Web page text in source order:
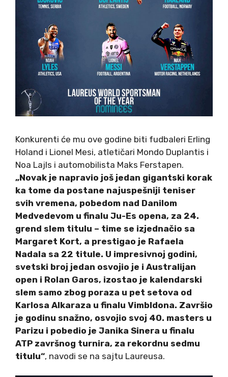
Konkurenti će mu ove godine biti fudbaleri Erling
Holand i Lionel Mesi, atletičari Mondo Duplantis i
Noa Lajls i automobilista Maks Ferstapen.
„Novak je napravio još jedan gigantski korak
ka tome da postane najuspešniji teniser
svih vremena, pobedom nad Danilom
Medvedevom u finalu Ju-Es opena, za 24.
grend slem titulu – time se izjednačio sa
Margaret Kort, a prestigao je Rafaela
Nadala sa 22 titule. U impresivnoj godini,
svetski broj jedan osvojio je i Australijan
open i Rolan Garos, izostao je kalendarski
slem samo zbog poraza u pet setova od
Karlosa Alkaraza u finalu Vimbldona. Završio
je godinu snažno, osvojio svoj 40. masters u
Parizu i pobedio je Janika Sinera u finalu
ATP završnog turnira, za rekordnu sedmu
titulu“, navodi se na sajtu Laureusa.